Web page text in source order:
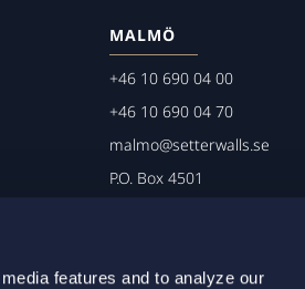
features and to analyze our
MALMÖ
+46 10 690 04 00
+46 10 690 04 70
malmo@setterwalls.se
P.O. Box 4501